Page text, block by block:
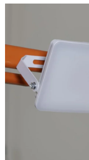
5
hviezdičiek.